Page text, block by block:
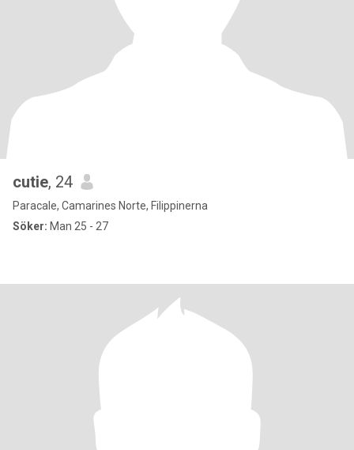
cutie, 24
Paracale, Camarines Norte, Filippinerna
Söker: Man 25 - 27